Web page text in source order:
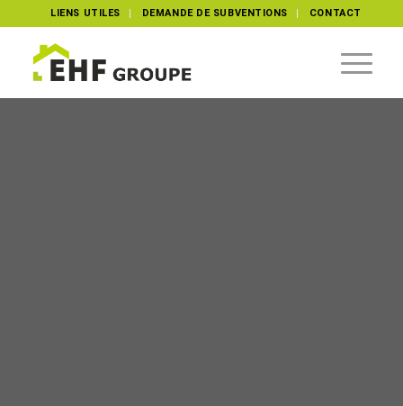
LIENS UTILES DEMANDE DE SUBVENTIONS CONTACT